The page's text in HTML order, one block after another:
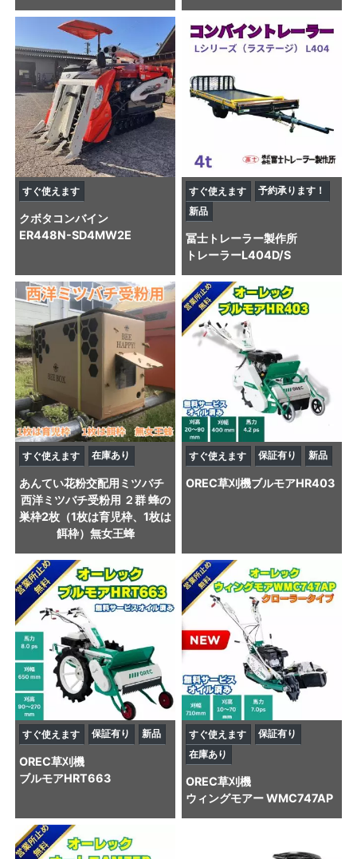
すぐ使えます
クボタ コンバイン
ER448N-SD4MW2E
すぐ使えます
予約承ります！
新品
冨士トレーラー製作所
トレーラーL404D/S
すぐ使えます 在庫あり
あんてい花粉交配用ミツバチ
西洋ミツバチ受粉用 ２群 蜂の
巣枠2枚（1枚は育児枠、1枚は
餌枠）無女王蜂
すぐ使えます 保証有り 新品
OREC草刈機ブルモアHR403
すぐ使えます 保証有り 新品
OREC草刈機
ブルモアHRT663
すぐ使えます
保証有り
在庫あり
OREC草刈機
ウィングモアー WMC747AP